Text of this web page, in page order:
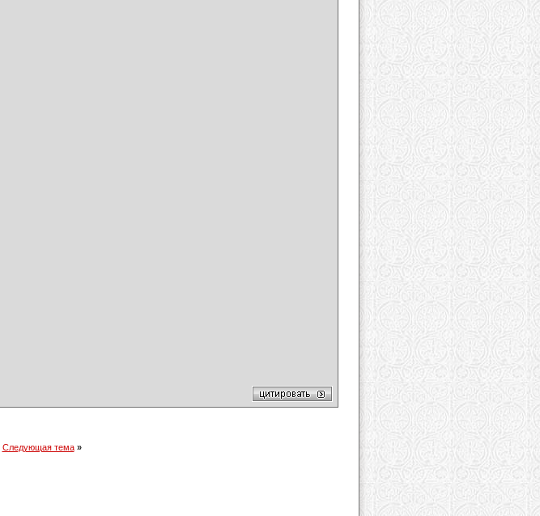
Следующая тема »